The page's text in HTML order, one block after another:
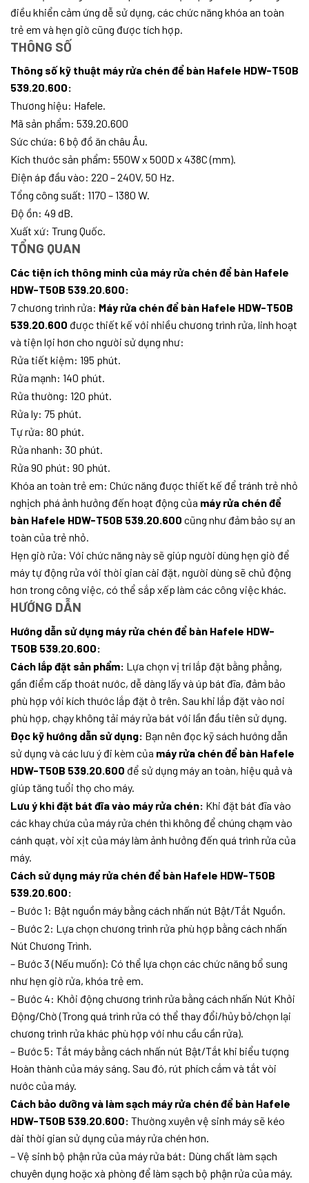
điều khiển cảm ứng dễ sử dụng, các chức năng khóa an toàn
trẻ em và hẹn giờ cũng được tích hợp.
THÔNG SỐ
Thông số kỹ thuật máy rửa chén để bàn Hafele HDW-T50B
539.20.600:
Thương hiệu: Hafele.
Mã sản phẩm: 539.20.600
Sức chứa: 6 bộ đồ ăn châu Âu.
Kích thước sản phẩm: 550W x 500D x 438C (mm).
Điện áp đầu vào: 220 – 240V, 50 Hz.
Tổng công suất: 1170 – 1380 W.
Độ ồn: 49 dB.
Xuất xứ: Trung Quốc.
TỔNG QUAN
Các tiện ích thông minh của máy rửa chén để bàn Hafele
HDW-T50B 539.20.600:
7 chương trình rửa: Máy rửa chén để bàn Hafele HDW-T50B
539.20.600 được thiết kế với nhiều chương trình rửa, linh hoạt
và tiện lợi hơn cho người sử dụng như:
Rửa tiết kiệm: 195 phút.
Rửa mạnh: 140 phút.
Rửa thường: 120 phút.
Rửa ly: 75 phút.
Tự rửa: 80 phút.
Rửa nhanh: 30 phút.
Rửa 90 phút: 90 phút.
Khóa an toàn trẻ em: Chức năng được thiết kế để tránh trẻ nhỏ
nghịch phá ảnh hưởng đến hoạt động của máy rửa chén để
bàn Hafele HDW-T50B 539.20.600 cũng như đảm bảo sự an
toàn của trẻ nhỏ.
Hẹn giờ rửa: Với chức năng này sẽ giúp người dùng hẹn giờ để
máy tự động rửa với thời gian cài đặt, người dùng sẽ chủ động
hơn trong công việc, có thể sắp xếp làm các công việc khác.
HƯỚNG DẪN
Hướng dẫn sử dụng máy rửa chén để bàn Hafele HDW-
T50B 539.20.600:
Cách lắp đặt sản phẩm: Lựa chọn vị trí lắp đặt bằng phẳng,
gần điểm cấp thoát nước, dễ dàng lấy và úp bát đĩa, đảm bảo
phù hợp với kích thước lắp đặt ở trên. Sau khi lắp đặt vào nơi
phù hợp, chạy không tải máy rửa bát với lần đầu tiên sử dụng.
Đọc kỹ hướng dẫn sử dụng: Bạn nên đọc kỹ sách hướng dẫn
sử dụng và các lưu ý đi kèm của máy rửa chén để bàn Hafele
HDW-T50B 539.20.600 để sử dụng máy an toàn, hiệu quả và
giúp tăng tuổi thọ cho máy.
Lưu ý khi đặt bát đĩa vào máy rửa chén: Khi đặt bát đĩa vào
các khay chứa của máy rửa chén thì không để chúng chạm vào
cánh quạt, vòi xịt của máy làm ảnh hưởng đến quá trình rửa của
máy.
Cách sử dụng máy rửa chén để bàn Hafele HDW-T50B
539.20.600:
– Bước 1: Bật nguồn máy bằng cách nhấn nút Bật/Tắt Nguồn.
– Bước 2: Lựa chọn chương trình rửa phù hợp bằng cách nhấn
Nút Chương Trình.
– Bước 3 (Nếu muốn): Có thể lựa chọn các chức năng bổ sung
như hẹn giờ rửa, khóa trẻ em.
– Bước 4: Khởi động chương trình rửa bằng cách nhấn Nút Khởi
Động/Chờ (Trong quá trình rửa có thể thay đổi/hủy bỏ/chọn lại
chương trình rửa khác phù hợp với nhu cầu cần rửa).
– Bước 5: Tắt máy bằng cách nhấn nút Bật/Tắt khi biểu tượng
Hoàn thành của máy sáng. Sau đó, rút phích cắm và tắt vòi
nước của máy.
Cách bảo dưỡng và làm sạch máy rửa chén để bàn Hafele
HDW-T50B 539.20.600: Thường xuyên vệ sinh máy sẽ kéo
dài thời gian sử dụng của máy rửa chén hơn.
– Vệ sinh bộ phận rửa của máy rửa bát: Dùng chất làm sạch
chuyên dụng hoặc xà phòng để làm sạch bộ phận rửa của máy.